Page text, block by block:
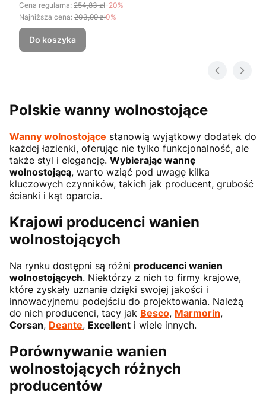
Cena regularna: 254,83 zł-20%
Najniższa cena: 203,99 zł0%
Do koszyka
Polskie wanny wolnostojące
Wanny wolnostojące stanowią wyjątkowy dodatek do
każdej łazienki, oferując nie tylko funkcjonalność, ale
także styl i elegancję. Wybierając wannę
wolnostojącą, warto wziąć pod uwagę kilka
kluczowych czynników, takich jak producent, grubość
ścianki i kąt oparcia.
Krajowi producenci wanien
wolnostojących
Na rynku dostępni są różni producenci wanien
wolnostojących. Niektórzy z nich to firmy krajowe,
które zyskały uznanie dzięki swojej jakości i
innowacyjnemu podejściu do projektowania. Należą
do nich producenci, tacy jak Besco, Marmorin,
Corsan, Deante, Excellent i wiele innych.
Porównywanie wanien
wolnostojących różnych
producentów
Masz pytania?
Oddzwonimy w najbliższy dzień roboczy
(pracujemy od pn. do pt. w godz. 8:30-15:30).
ZAMÓW ROZMOWĘ
Nie, dziękuję